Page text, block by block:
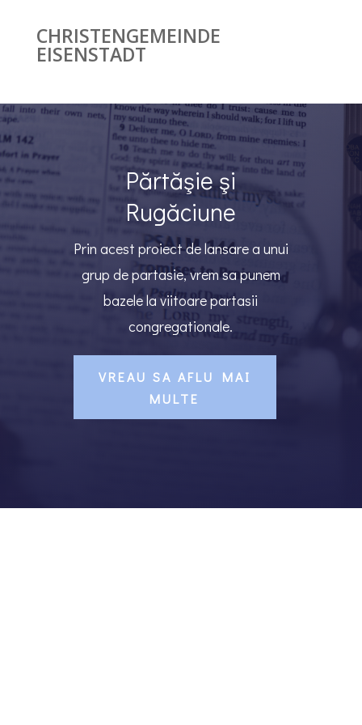
CHRISTENGEMEINDE
EISENSTADT
Părtăşie şi
Rugăciune
Prin acest proiect de lansare a unui
grup de partasie, vrem sa punem
bazele la viitoare partasii
congregationale.
VREAU SA AFLU MAI
MULTE